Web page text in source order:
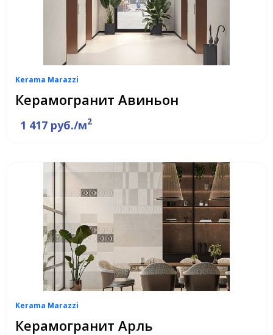
Kerama Marazzi
Керамогранит Авиньон
1 417 руб./м2
Kerama Marazzi
Керамогранит Арль